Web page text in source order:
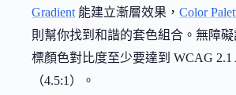
Gradient 能建立漸層效果， Color
則幫你找到和諧的套色組合。無障礙
標顏色對比度至少要達到 WCAG 2.1
（4.5:1）。